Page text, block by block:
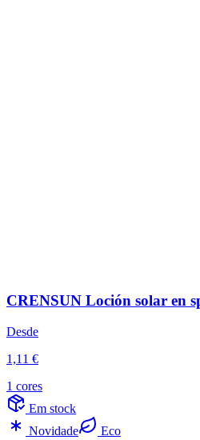
CRENSUN Loción solar en
Desde
1,11 €
1 cores
Em stock
Novidade
Eco